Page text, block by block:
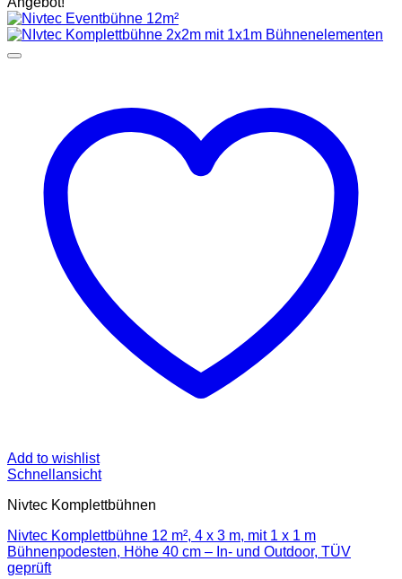
Add to wishlist
Schnellansicht
Nivtec Komplettbühnen
Nivtec Komplettbühne 12 m², 4 x 3 m, mit 1 x 1 m
Bühnenpodesten, Höhe 40 cm – In- und Outdoor, TÜV
geprüft